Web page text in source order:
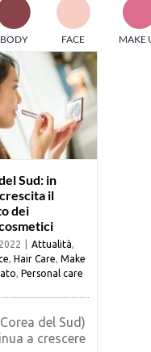
TESPI MEDIAGROUP
ed editrici specializzate
particolare, attraverso
informazione che
technology,
Stay tuned!
BODY FACE MAKE
mercato dei
dermocosmetici
Sud: in
il
dei
Attualità
Hair Care Make
Personal care
del Sud)
a crescere